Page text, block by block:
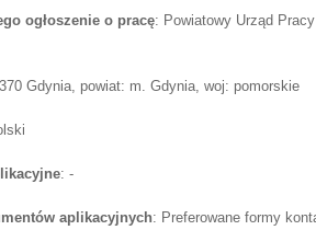
ogłoszenie o pracę: Powiatowy Urząd
Gdynia, powiat: m. Gdynia, woj: pomorskie
: -
aplikacyjnych: Preferowane formy